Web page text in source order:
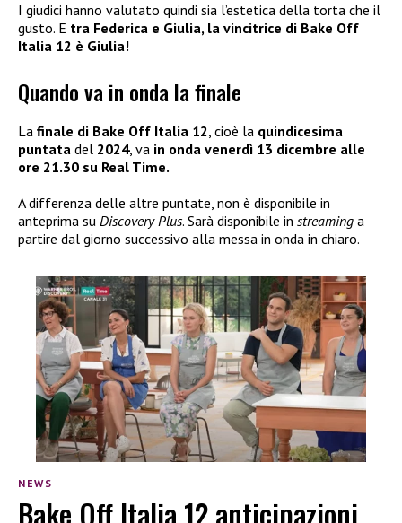
I giudici hanno valutato quindi sia l’estetica della torta che il
gusto. E tra Federica e Giulia, la vincitrice di Bake Off
Italia 12 è Giulia!
Quando va in onda la finale
La finale di Bake Off Italia 12 , cioè la quindicesima
puntata del 2024, va in onda venerdì 13 dicembre alle
ore 21.30 su Real Time.
A differenza delle altre puntate, non è disponibile in
anteprima su Discovery Plus. Sarà disponibile in streaming a
partire dal giorno successivo alla messa in onda in chiaro.
NEWS
Bake Off Italia 12 anticipazioni